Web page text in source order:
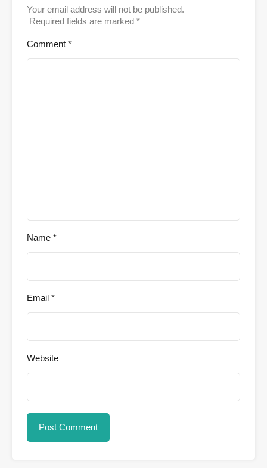
Your email address will not be published.
Required fields are marked *
Comment *
Name *
Email *
Website